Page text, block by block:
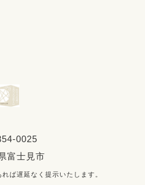
0025
富士見市
ば遅延なく提示いたします。